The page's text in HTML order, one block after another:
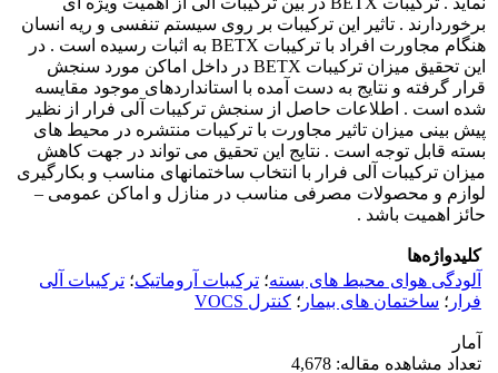
برخوردارند . تاثیر این ترکیبات بر روی سیستم تنفسی و ریه انسان
هنگام مجاورت افراد با ترکیبات BETX به اثبات رسیده است . در
این تحقیق میزان ترکیبات BETX در داخل اماکن مورد سنجش
قرار گرفته و نتایج به دست آمده با استانداردهای موجود مقایسه
شده است . اطلاعات حاصل از سنجش ترکیبات آلی فرار از نظیر
پیش بینی میزان تاثیر مجاورت با ترکیبات منتشره در محیط های
بسته قابل توجه است . نتایج این تحقیق می تواند در جهت کاهش
میزان ترکیبات آلی فرار با انتخاب ساختمانهای مناسب و بکارگیری
لوازم و محصولات مصرفی مناسب در منازل و اماکن عمومی –
حائز اهمیت باشد .
کلیدواژه‌ها
آلودگی هوای محیط های بسته؛ ترکیبات آروماتیک؛ ترکیبات آلی
فرار ؛ ساختمان های بیمار ؛ کنترل VOCS
آمار
تعداد مشاهده مقاله: 4,678